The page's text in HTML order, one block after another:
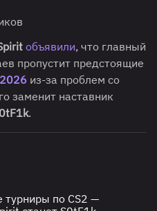
объявили, что главный
пропустит предстоящие
из-за проблем со
заменит наставник
.
турниры по CS2 —